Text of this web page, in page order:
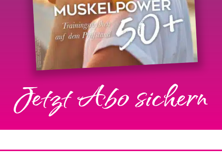
Jetzt Abo sichern